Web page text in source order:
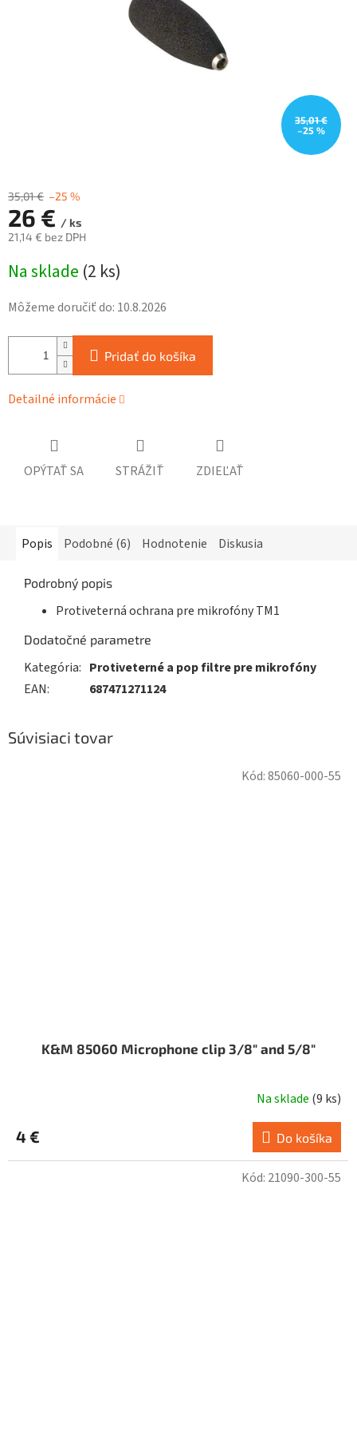
35,01 €
–25 %
35,01 € –25 %
26 € / ks
21,14 € bez DPH
cena:
Na sklade (2 ks)
Môžeme doručiť do: 10.8.2026
Pridať do košíka
Detailné informácie
OPÝTAŤ SA STRÁŽIŤ ZDIEĽAŤ
Popis Podobné (6) Hodnotenie Diskusia
Podrobný popis
Protiveterná ochrana pre mikrofóny TM1
Dodatočné parametre
Kategória: Protiveterné a pop filtre pre mikrofóny
EAN: 687471271124
Súvisiaci tovar
K&M 85060 Microphone clip 3/8" and 5/8"
Na sklade (9 ks)
4 € Do košíka
Kód:85060-000-55
Kód: 21090-300-55